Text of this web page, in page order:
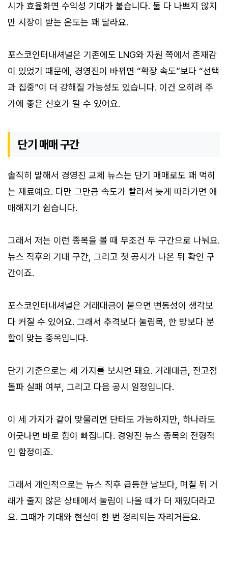
시가 효율화면 수익성 기대가 붙습니다. 둘 다 나쁘지 않지
만 시장이 받는 온도는 꽤 달라요.
포스코인터내셔널은 기존에도 LNG와 자원 쪽에서 존재감
이 있었기 때문에, 경영진이 바뀌면 “확장 속도”보다 “선택
과 집중”이 더 강해질 가능성도 있습니다. 이건 오히려 주
가에 좋은 신호가 될 수 있어요.
단기 매매 구간
솔직히 말해서 경영진 교체 뉴스는 단기 매매로도 꽤 먹히
는 재료예요. 다만 그만큼 속도가 빨라서 늦게 따라가면 애
매해지기 쉽습니다.
그래서 저는 이런 종목을 볼 때 무조건 두 구간으로 나눠요.
뉴스 직후의 기대 구간, 그리고 첫 공시가 나온 뒤 확인 구
간이죠.
포스코인터내셔널은 거래대금이 붙으면 변동성이 생각보
다 커질 수 있어요. 그래서 추격보다 눌림목, 한 방보다 분
할이 맞는 종목입니다.
단기 기준으로는 세 가지를 보시면 돼요. 거래대금, 전고점
돌파 실패 여부, 그리고 다음 공시 일정입니다.
이 세 가지가 같이 맞물리면 단타도 가능하지만, 하나라도
어긋나면 바로 힘이 빠집니다. 경영진 뉴스 종목의 전형적
인 함정이죠.
그래서 개인적으로는 뉴스 직후 급등한 날보다, 며칠 뒤 거
래가 줄지 않은 상태에서 눌림이 나올 때가 더 재밌더라고
요. 그때가 기대와 현실이 한 번 정리되는 자리거든요.